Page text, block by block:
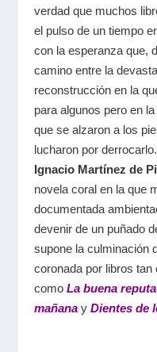
verdad que muchos
el pulso de un tiempo
con la esperanza que,
camino entre la
reconstrucción en la
para algunos pero en
que se alzaron a los
lucharon por derrocarlo.
Ignacio Martínez de
novela coral en la que
documentada
devenir de un puñado
supone la culminación
coronada por libros
como La buena
mañanay Dientes de